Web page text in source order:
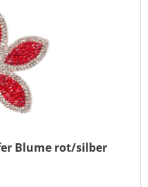
Blume rot/silber